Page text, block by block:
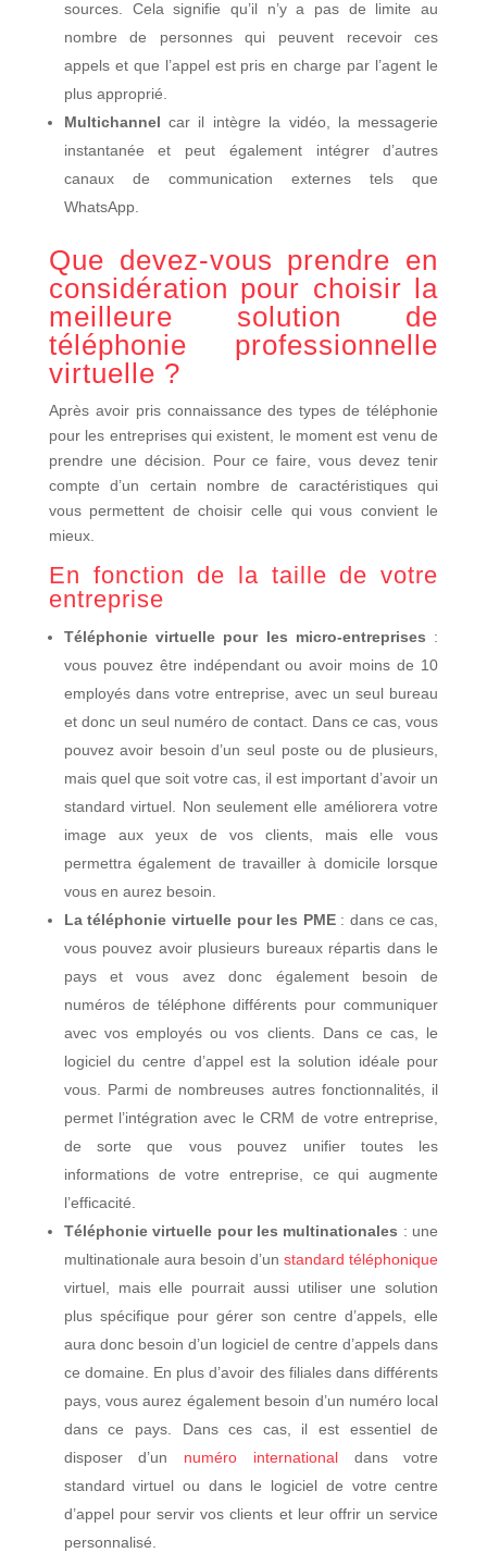
sources. Cela signifie qu’il n’y a pas de limite au
nombre de personnes qui peuvent recevoir ces
appels et que l’appel est pris en charge par l’agent le
plus approprié.
Multichannel car il intègre la vidéo, la messagerie
instantanée et peut également intégrer d’autres
canaux de communication externes tels que
WhatsApp.
Que devez-vous prendre en
considération pour choisir la
meilleure solution de
téléphonie professionnelle
virtuelle ?
Après avoir pris connaissance des types de téléphonie
pour les entreprises qui existent, le moment est venu de
prendre une décision. Pour ce faire, vous devez tenir
compte d’un certain nombre de caractéristiques qui
vous permettent de choisir celle qui vous convient le
mieux.
En fonction de la taille de votre
entreprise
Téléphonie virtuelle pour les micro-entreprises :
vous pouvez être indépendant ou avoir moins de 10
employés dans votre entreprise, avec un seul bureau
et donc un seul numéro de contact. Dans ce cas, vous
pouvez avoir besoin d’un seul poste ou de plusieurs,
mais quel que soit votre cas, il est important d’avoir un
standard virtuel. Non seulement elle améliorera votre
image aux yeux de vos clients, mais elle vous
permettra également de travailler à domicile lorsque
vous en aurez besoin.
La téléphonie virtuelle pour les PME: dans ce cas,
vous pouvez avoir plusieurs bureaux répartis dans le
pays et vous avez donc également besoin de
numéros de téléphone différents pour communiquer
avec vos employés ou vos clients. Dans ce cas, le
logiciel du centre d’appel est la solution idéale pour
vous. Parmi de nombreuses autres fonctionnalités, il
permet l’intégration avec le CRM de votre entreprise,
de sorte que vous pouvez unifier toutes les
informations de votre entreprise, ce qui augmente
l’efficacité.
Téléphonie virtuelle pour les multinationales : une
multinationale aura besoin d’unstandard téléphonique
virtuel, mais elle pourrait aussi utiliser une solution
plus spécifique pour gérer son centre d’appels, elle
aura donc besoin d’un logiciel de centre d’appels dans
ce domaine. En plus d’avoir des filiales dans différents
pays, vous aurez également besoin d’un numéro local
dans ce pays. Dans ces cas, il est essentiel de
disposer d’un numéro internationaldans votre
standard virtuel ou dans le logiciel de votre centre
d’appel pour servir vos clients et leur offrir un service
personnalisé.